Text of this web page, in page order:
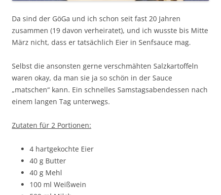
Da sind der GöGa und ich schon seit fast 20 Jahren
zusammen (19 davon verheiratet), und ich wusste bis Mitte
März nicht, dass er tatsächlich Eier in Senfsauce mag.
Selbst die ansonsten gerne verschmähten Salzkartoffeln
waren okay, da man sie ja so schön in der Sauce
„matschen“ kann. Ein schnelles Samstagsabendessen nach
einem langen Tag unterwegs.
Zutaten für 2 Portionen:
4 hartgekochte Eier
40 g Butter
40 g Mehl
100 ml Weißwein